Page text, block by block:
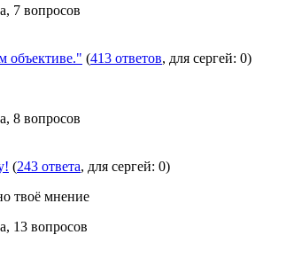
7 вопросов
(413 ответов, для сергей: 0)
8 вопросов
(243 ответа, для сергей: 0)
твоё мнение
13 вопросов